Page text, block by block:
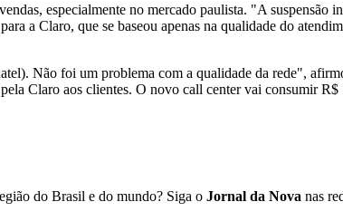
especialmente no mercado paulista. "A
a Claro, que se baseou apenas na qualidade do
Não foi um problema com a qualidade da rede",
Claro aos clientes. O novo call center vai consumir
do Brasil e do mundo? Siga o Jornal da Nova nas